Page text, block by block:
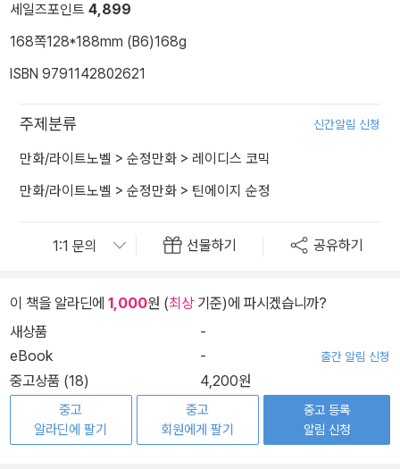
세일즈포인트 4,899
168쪽128*188mm (B6)168g
ISBN 9791142802621
주제분류 신간알림 신청
만화/라이트노벨 > 순정만화 > 레이디스 코믹
만화/라이트노벨 > 순정만화 > 틴에이지 순정
선물하기 공유하기
이 책을 알라딘에 1,000원 (최상기준)에 파시겠습니까?
새상품
-
eBook
- 출간 알림 신청
중고상품 (18) 4,200원
중고
알라딘에 팔기
중고
회원에게 팔기
중고 등록
알림 신청